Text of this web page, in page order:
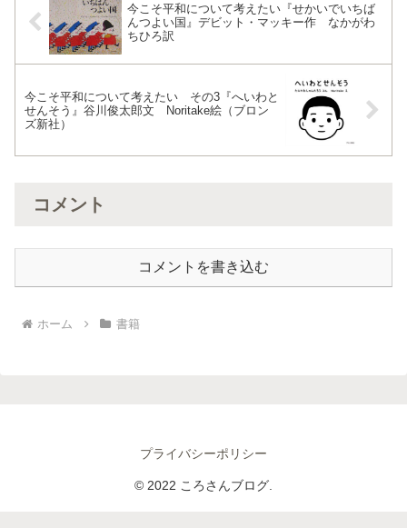
今こそ平和について考えたい『せかいでいちば
んつよい国』デビット・マッキー作 なかがわ
ちひろ訳
今こそ平和について考えたい その3『へいわと
せんそう』谷川俊太郎文 Noritake絵（ブロン
ズ新社）
コメント
コメントを書き込む
ホーム 書籍
プライバシーポリシー
© 2022 ころさんブログ.